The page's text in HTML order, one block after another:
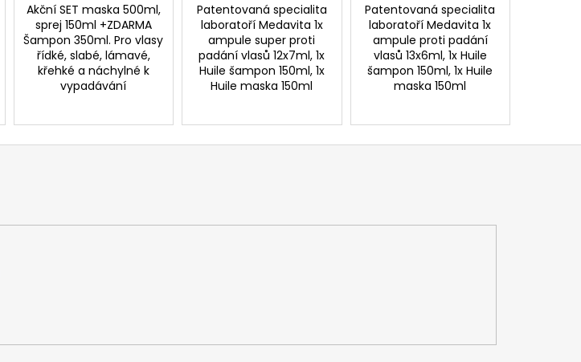
Akční SET maska 500ml,
sprej 150ml +ZDARMA
Šampon 350ml. Pro vlasy
řídké, slabé, lámavé,
křehké a náchylné k
vypadávání
Patentovaná specialita
laboratoří Medavita 1x
ampule super proti
padání vlasů 12x7ml, 1x
Huile šampon 150ml, 1x
Huile maska 150ml
Patentovaná specialita
laboratoří Medavita 1x
ampule proti padání
vlasů 13x6ml, 1x Huile
šampon 150ml, 1x Huile
maska 150ml